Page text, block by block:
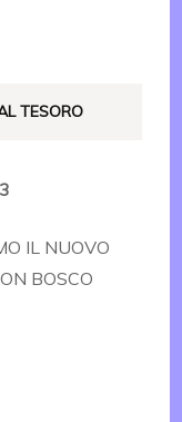
TESORO
IL NUOVO
BOSCO